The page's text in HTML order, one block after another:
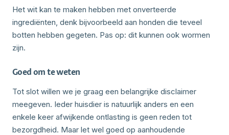
Het wit kan te maken hebben met onverteerde
ingrediënten, denk bijvoorbeeld aan honden die teveel
botten hebben gegeten. Pas op: dit kunnen ook wormen
zijn.
Goed om te weten
Tot slot willen we je graag een belangrijke disclaimer
meegeven. Ieder huisdier is natuurlijk anders en een
enkele keer afwijkende ontlasting is geen reden tot
bezorgdheid. Maar let wel goed op aanhoudende